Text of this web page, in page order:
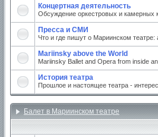
Концертная деятельность
Обсуждение оркестровых и камерных
Пресса и СМИ
Что и где пишут о Мариинском театре:
Mariinsky above the World
Mariinsky Ballet and Opera from inside
История театра
Прошлое и настоящее театра -
Балет в Мариинском театре